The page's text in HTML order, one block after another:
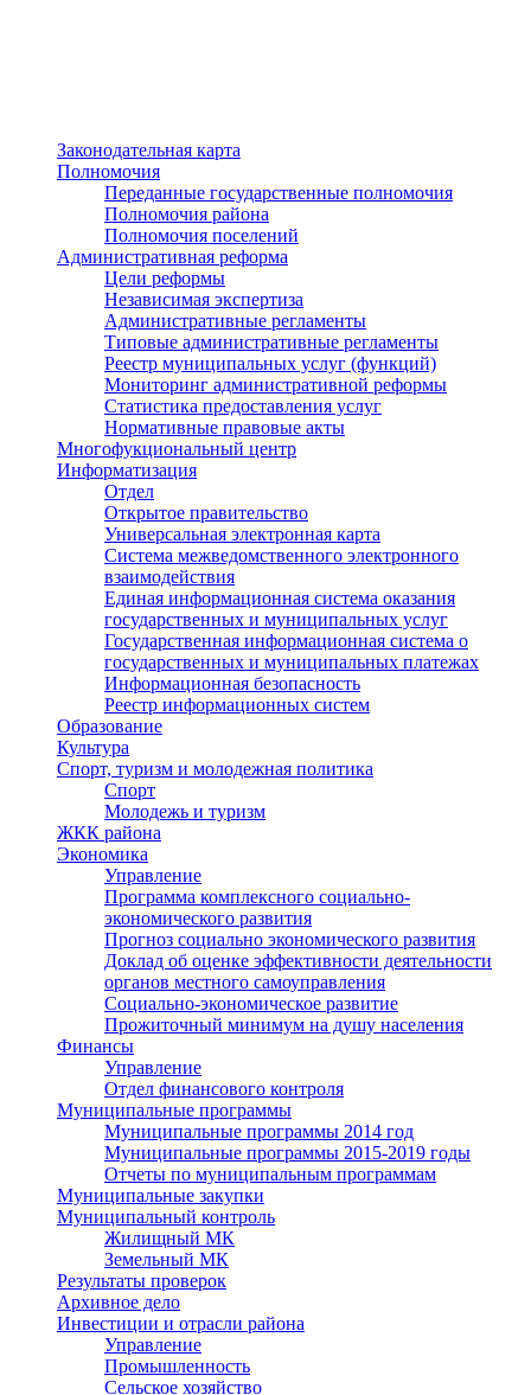
Законодательная карта
Полномочия
Переданные государственные полномочия
Полномочия района
Полномочия поселений
Административная реформа
Цели реформы
Независимая экспертиза
Административные регламенты
Типовые административные регламенты
Реестр муниципальных услуг (функций)
Мониторинг административной реформы
Статистика предоставления услуг
Нормативные правовые акты
Многофукциональный центр
Информатизация
Отдел
Открытое правительство
Универсальная электронная карта
Система межведомственного электронного
взаимодействия
Единая информационная система оказания
государственных и муниципальных услуг
Государственная информационная система о
государственных и муниципальных платежах
Информационная безопасность
Реестр информационных систем
Образование
Культура
Спорт, туризм и молодежная политика
Спорт
Молодежь и туризм
ЖКК района
Экономика
Управление
Программа комплексного социально-
экономического развития
Прогноз социально экономического развития
Доклад об оценке эффективности деятельности
органов местного самоуправления
Социально-экономическое развитие
Прожиточный минимум на душу населения
Финансы
Управление
Отдел финансового контроля
Муниципальные программы
Муниципальные программы 2014 год
Муниципальные программы 2015-2019 годы
Отчеты по муниципальным программам
Муниципальные закупки
Муниципальный контроль
Жилищный МК
Земельный МК
Результаты проверок
Архивное дело
Инвестиции и отрасли района
Управление
Промышленность
Сельское хозяйство